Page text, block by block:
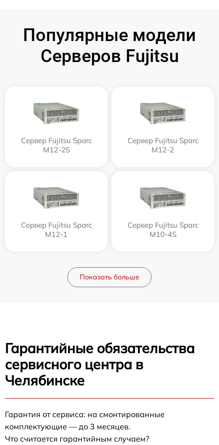
Популярные модели
Серверов Fujitsu
Сервер Fujitsu Sparc
M12-2S
Сервер Fujitsu Sparc
M12-2
Сервер Fujitsu Sparc
M12-1
Сервер Fujitsu Sparc
M10-4S
Показать больше
Гарантийные обязательства
сервисного центра в
Челябинске
Гарантия от сервиса: на смонтированные
комплектующие — до 3 месяцев.
Что считается гарантийным случаем?